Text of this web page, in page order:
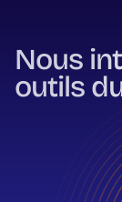
Nous
outils